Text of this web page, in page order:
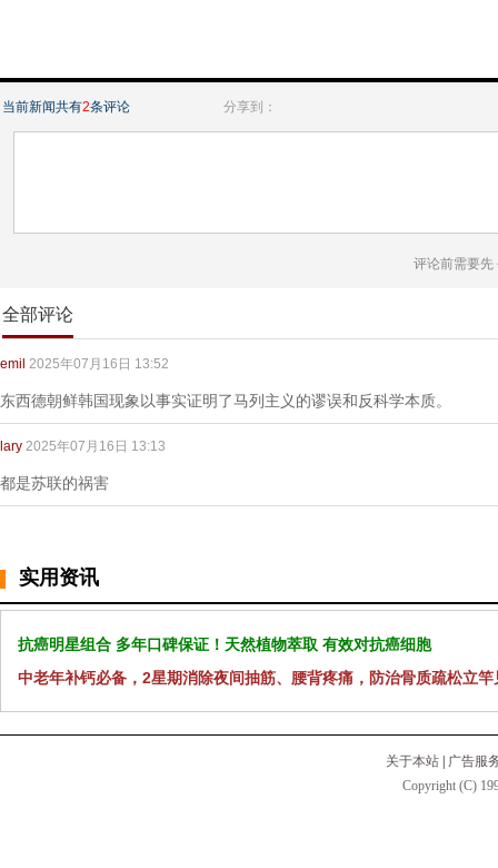
当前新闻共有2条评论 分享到：
评论前需要先
全部评论
emil 2025年07月16日 13:52
东西德朝鲜韩国现象以事实证明了马列主义的谬误和反科学本质。
lary 2025年07月16日 13:13
都是苏联的祸害
实用资讯
抗癌明星组合 多年口碑保证！天然植物萃取 有效对抗癌细胞
中老年补钙必备，2星期消除夜间抽筋、腰背疼痛，防治骨质疏松立竿
关于本站 | 广告服
Copyright (C)